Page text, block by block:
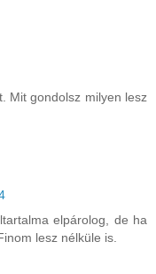
Mit gondolsz milyen lesz
elpárolog, de ha
lesz nélküle is.